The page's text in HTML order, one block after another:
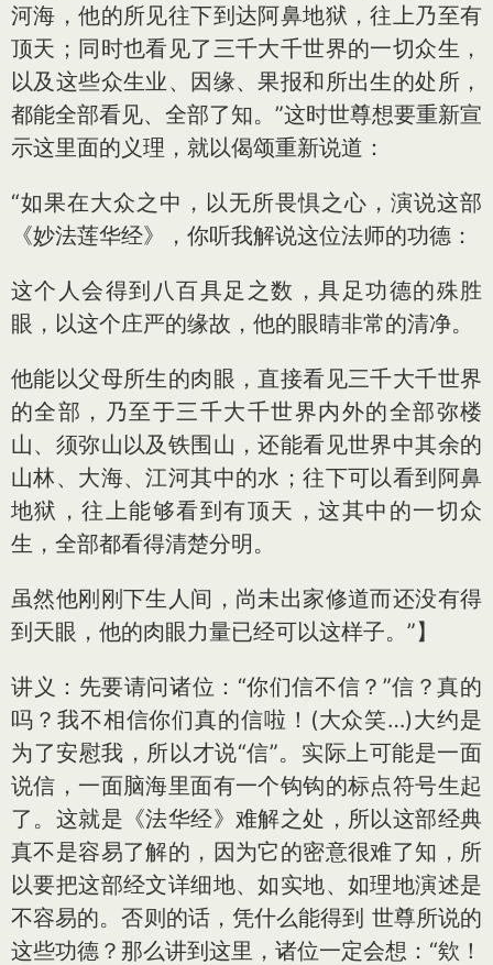
河海，他的所见往下到达阿鼻地狱，往上乃至有
顶天；同时也看见了三千大千世界的一切众生，
以及这些众生业、因缘、果报和所出生的处所，
都能全部看见、全部了知。”这时世尊想要重新宣
示这里面的义理，就以偈颂重新说道：
“如果在大众之中，以无所畏惧之心，演说这部
《妙法莲华经》，你听我解说这位法师的功德：
这个人会得到八百具足之数，具足功德的殊胜
眼，以这个庄严的缘故，他的眼睛非常的清净。
他能以父母所生的肉眼，直接看见三千大千世界
的全部，乃至于三千大千世界内外的全部弥楼
山、须弥山以及铁围山，还能看见世界中其余的
山林、大海、江河其中的水；往下可以看到阿鼻
地狱，往上能够看到有顶天，这其中的一切众
生，全部都看得清楚分明。
虽然他刚刚下生人间，尚未出家修道而还没有得
到天眼，他的肉眼力量已经可以这样子。”】
讲义：先要请问诸位：“你们信不信？”信？真的
吗？我不相信你们真的信啦！(大众笑…)大约是
为了安慰我，所以才说“信”。实际上可能是一面
说信，一面脑海里面有一个钩钩的标点符号生起
了。这就是《法华经》难解之处，所以这部经典
真不是容易了解的，因为它的密意很难了知，所
以要把这部经文详细地、如实地、如理地演述是
不容易的。否则的话，凭什么能得到 世尊所说的
这些功德？那么讲到这里，诸位一定会想：“欸！